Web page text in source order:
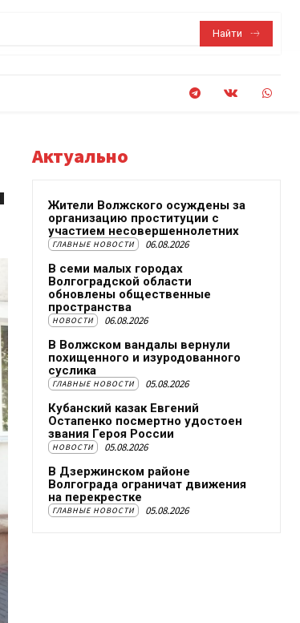
Найти
Актуально
Жители Волжского осуждены за
организацию проституции с
участием несовершеннолетних
ГЛАВНЫЕ НОВОСТИ 06.08.2026
В семи малых городах
Волгоградской области
обновлены общественные
пространства
НОВОСТИ 06.08.2026
В Волжском вандалы вернули
похищенного и изуродованного
суслика
ГЛАВНЫЕ НОВОСТИ 05.08.2026
Кубанский казак Евгений
Остапенко посмертно удостоен
звания Героя России
НОВОСТИ 05.08.2026
В Дзержинском районе
Волгограда ограничат движения
на перекрестке
ГЛАВНЫЕ НОВОСТИ 05.08.2026